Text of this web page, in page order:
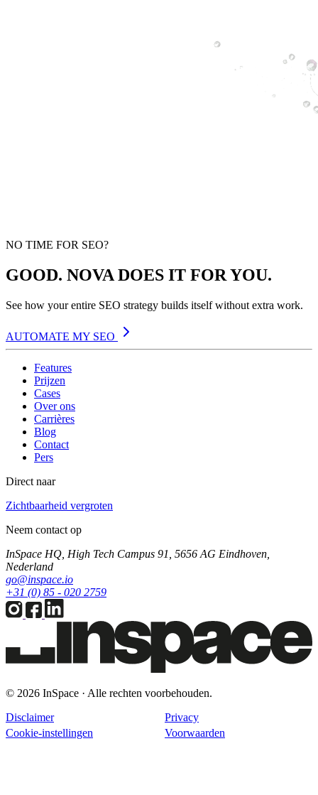
NO TIME FOR SEO?
GOOD. NOVA DOES IT FOR YOU.
See how your entire SEO strategy builds itself without extra work.
AUTOMATE MY SEO
Features
Prijzen
Cases
Over ons
Carrières
Blog
Contact
Pers
Direct naar
Zichtbaarheid vergroten
Neem contact op
InSpace HQ, High Tech Campus 91, 5656 AG Eindhoven,
Nederland
go@inspace.io
+31 (0) 85 - 020 2759
© 2026 InSpace · Alle rechten voorbehouden.
Disclaimer
Privacy
Cookie-instellingen
Voorwaarden